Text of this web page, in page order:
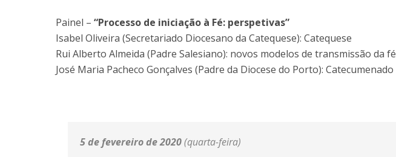
Painel – “Processo de iniciação à Fé: perspetivas”
Isabel Oliveira (Secretariado Diocesano da Catequese): Catequese
Rui Alberto Almeida (Padre Salesiano): novos modelos de transmissão da fé
José Maria Pacheco Gonçalves (Padre da Diocese do Porto): Catecumenado
5 de fevereiro de 2020(quarta-feira)